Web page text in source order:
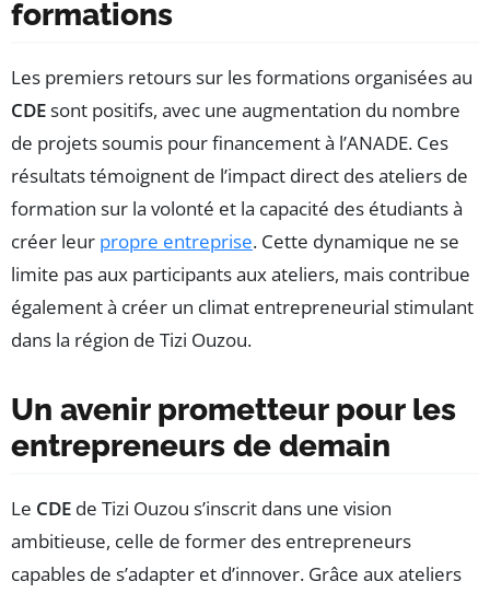
formations
Les premiers retours sur les formations organisées au
CDEsont positifs, avec une augmentation du nombre
de projets soumis pour financement à l’ANADE. Ces
résultats témoignent de l’impact direct des ateliers de
formation sur la volonté et la capacité des étudiants à
créer leur propre entreprise. Cette dynamique ne se
limite pas aux participants aux ateliers, mais contribue
également à créer un climat entrepreneurial stimulant
dans la région de Tizi Ouzou.
Un avenir prometteur pour les
entrepreneurs de demain
Le CDE de Tizi Ouzou s’inscrit dans une vision
ambitieuse, celle de former des entrepreneurs
capables de s’adapter et d’innover. Grâce aux ateliers